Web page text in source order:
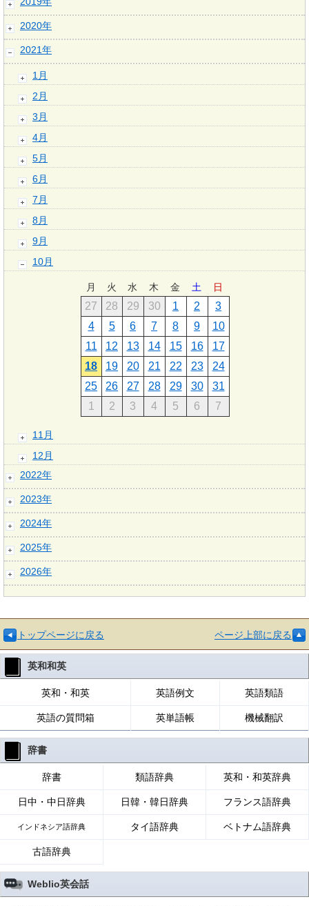
2020年
2021年
1月
2月
3月
4月
5月
6月
7月
8月
9月
10月
月 火 水 木 金 土 日
27 28 29 30 1 2
3
4
5 6 7 8 9
10
11
12 13 14 15 16
17
18
19 20 21 22 23
24
25
26 27 28 29 30
31
1
2 3 4 5 6 7
11月
12月
2022年
2023年
2024年
2025年
2026年
トップページに戻る ページ上部に戻る
英和和英
英和・和英 英語例文 英語類語
英語の質問箱 英単語帳 機械翻訳
辞書
辞書 類語辞典 英和・和英辞典
日中・中日辞典 日韓・韓日辞典 フランス語辞典
インドネシア語辞典 タイ語辞典 ベトナム語辞典
古語辞典
Weblio英会話